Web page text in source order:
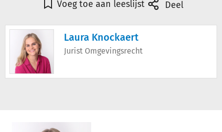
Voeg toe aan leeslijst Deel
Laura Knockaert
Jurist Omgevingsrecht